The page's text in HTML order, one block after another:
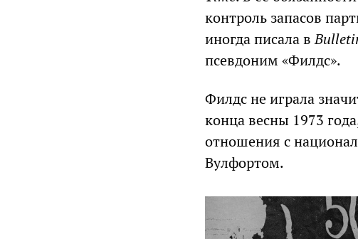
контроль запасов
иногда писала в
псевдоним «Филдс».
Филдс не играла
конца весны 1973
отношения с
Вулфортом.